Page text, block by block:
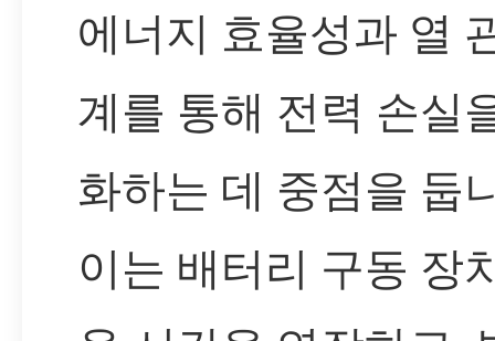
에너지 효율성과 열
계를 통해 전력 손실
화하는 데 중점을 둡
이는 배터리 구동 장